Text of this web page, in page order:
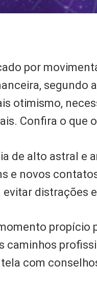
por
segundo
otimismo,
Confira o que
de alto astral e
e novos
evitar distrações
propício
caminhos
com